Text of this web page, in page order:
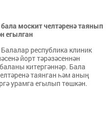
москит челтәренә таянып
егылган
республика клиник
йорт тәрәзәсеннән
китергәннәр. Бала
таянган һәм аның
урамга егылып төшкән.